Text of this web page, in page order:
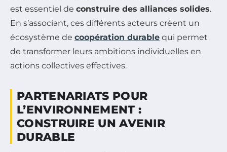
est essentiel de construire des alliances solides.
En s’associant, ces différents acteurs créent un
écosystème de coopération durable qui permet
de transformer leurs ambitions individuelles en
actions collectives effectives.
PARTENARIATS POUR
L’ENVIRONNEMENT :
CONSTRUIRE UN AVENIR
DURABLE